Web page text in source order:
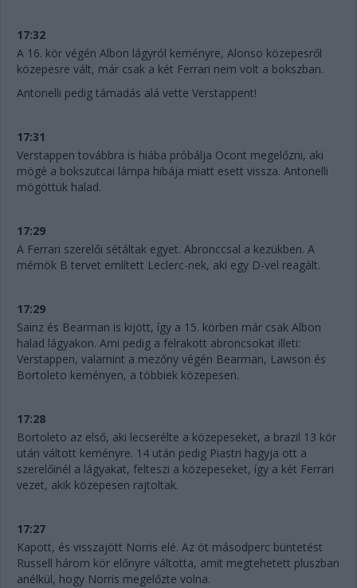
17:32
A 16. kör végén Albon lágyról keményre, Alonso közepesről
közepesre vált, már csak a két Ferrari nem volt a bokszban.
Antonelli pedig támadás alá vette Verstappent!
17:31
Verstappen továbbra is hiába próbálja Ocont megelőzni, aki
mögé a bokszutcai lámpa hibája miatt esett vissza. Antonelli
mögöttük halad.
17:29
A Ferrari szerelői sétáltak egyet. Abronccsal a kezükben. A
mérnök B tervet említett Leclerc-nek, aki egy D-vel reagált.
17:29
Sainz és Bearman is kijött, így a 15. körben már csak Albon
halad lágyakon. Ami pedig a felrakott abroncsokat illeti:
Verstappen, valamint a mezőny végén Bearman, Lawson és
Bortoleto keményen, a többiek közepesen.
17:28
Bortoleto az első, aki lecserélte a közepeseket, a brazil 13 kör
után váltott keményre. 14 után pedig Piastri hagyja ott a
szerelőinél a lágyakat, felteszi a közepeseket, így a két Ferrari
vezet, akik közepesen rajtoltak.
17:27
Kapott, és visszajött Norris elé. Az öt másodperc büntetést
Russell három kör előnyre váltotta, amit megtehetett pluszban
anélkül, hogy Norris megelőzte volna.